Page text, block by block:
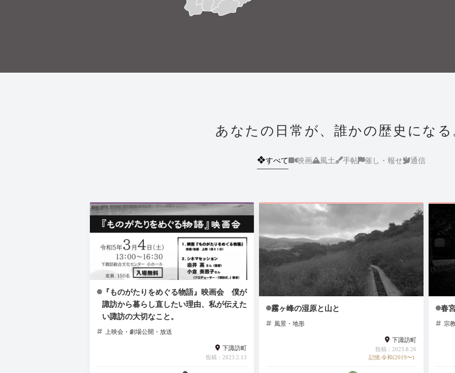
あなたの日常が、誰かの歴史にな
❖すべて 映画 風土 手帖 催し・報せ 通信
『ものがたりをめぐる物語』映画会 僕が
諏訪から暮らし直したい理由、私が伝えた
い諏訪の大切なこと。
上映会・劇場公開・放送
下諏訪町
投稿：2023.2.13
霧ヶ峰の湿原と山と
風景・地形
下諏訪町
投稿：2023.8.26
記憶:令和(2019〜)
春
宗